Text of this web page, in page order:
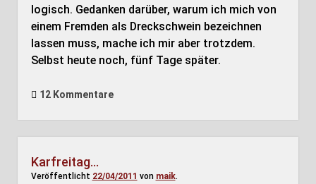
logisch. Gedanken darüber, warum ich mich von
einem Fremden als Dreckschwein bezeichnen
lassen muss, mache ich mir aber trotzdem.
Selbst heute noch, fünf Tage später.
12 Kommentare
Karfreitag…
Veröffentlicht 22/04/2011 von maik.